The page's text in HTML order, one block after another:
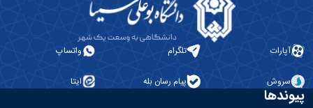
آپارات تلگرام واتساپ
سروش پیام رسان بله ایتا
پیوندها